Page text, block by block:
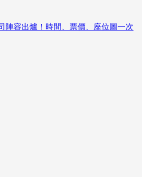
陣容出爐！時間、票價、座位圖一次